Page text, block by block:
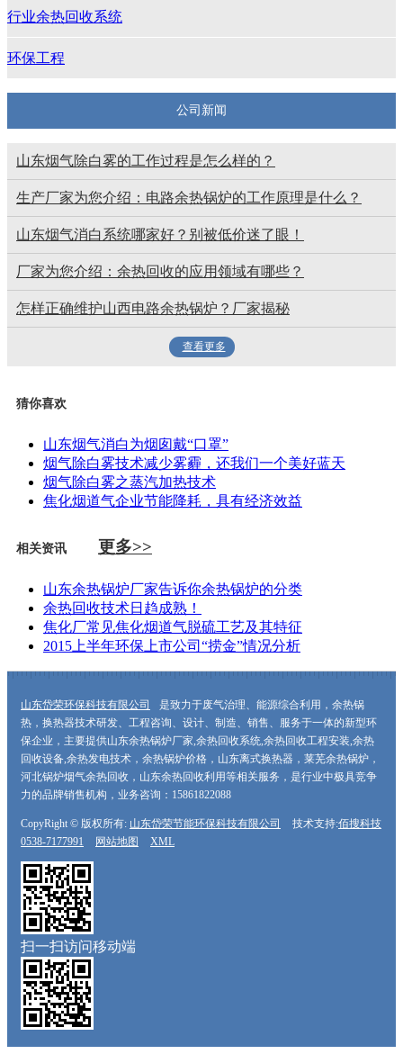
行业余热回收系统
环保工程
公司新闻
山东烟气除白雾的工作过程是怎么样的？
生产厂家为您介绍：电路余热锅炉的工作原理是什么？
山东烟气消白系统哪家好？别被低价迷了眼！
厂家为您介绍：余热回收的应用领域有哪些？
怎样正确维护山西电路余热锅炉？厂家揭秘
查看更多
猜你喜欢
山东烟气消白为烟囱戴“口罩”
烟气除白雾技术减少雾霾，还我们一个美好蓝天
烟气除白雾之蒸汽加热技术
焦化烟道气企业节能降耗，具有经济效益
相关资讯 更多>>
山东余热锅炉厂家告诉你余热锅炉的分类
余热回收技术日趋成熟！
焦化厂常见焦化烟道气脱硫工艺及其特征
2015上半年环保上市公司“捞金”情况分析
山东岱荣环保科技有限公司
是致力于废气治理、能源综合利用，余热锅
热，换热器技术研发、工程咨询、设计、制造、销售、服务于一体的新型环
保企业，主要提供山东余热锅炉厂家,余热回收系统,余热回收工程安装,余热
回收设备,余热发电技术，余热锅炉价格，山东离式换热器，莱芜余热锅炉，
河北锅炉烟气余热回收，山东余热回收利用等相关服务，是行业中极具竞争
力的品牌销售机构，业务咨询：15861822088
CopyRight © 版权所有: 山东岱荣节能环保科技有限公司 技术支持:佰搜科技
0538-7177991
网站地图 XML
扫一扫访问移动端